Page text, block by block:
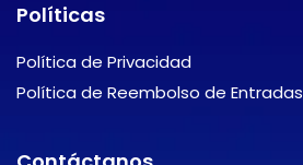
Políticas
Política de Privacidad
Política de Reembolso de Entradas